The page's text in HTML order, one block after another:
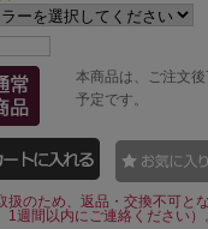
0
s
t
a
r
r
a
t
i
n
g
本商品は、ご注文
予定です。
のため、返品・交換不可と
1週間以内にご連絡ください）